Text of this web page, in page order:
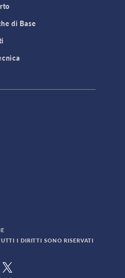
di Base
I DIRITTI SONO RISERVATI